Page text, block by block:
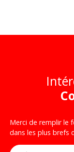
Merci de remplir le
dans les plus brefs